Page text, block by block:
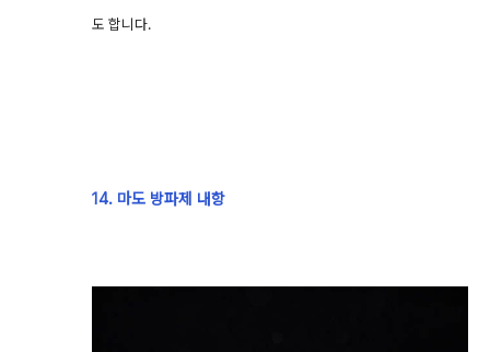
도 합니다.
14. 마도 방파제 내항